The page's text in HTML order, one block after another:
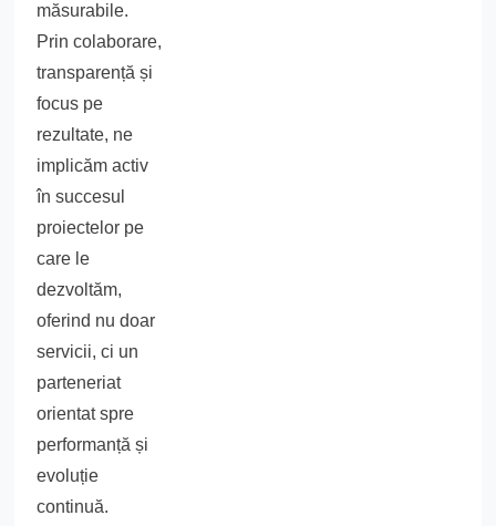
măsurabile.
Prin colaborare,
transparență și
focus pe
rezultate, ne
implicăm activ
în succesul
proiectelor pe
care le
dezvoltăm,
oferind nu doar
servicii, ci un
parteneriat
orientat spre
performanță și
evoluție
continuă.